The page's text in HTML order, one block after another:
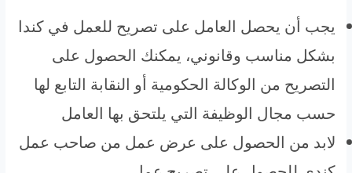
يجب أن يحصل العامل على تصريح للعمل في كندا
بشكل مناسب وقانوني، يمكنك الحصول على
التصريح من الوكالة الحكومية أو النقابة التابع لها
حسب مجال الوظيفة التي يلتحق بها العامل
لابد من الحصول على عرض عمل من صاحب عمل